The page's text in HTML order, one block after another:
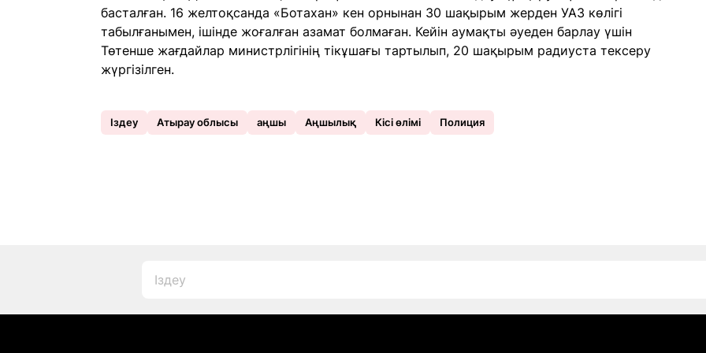
басталған. 16 желтоқсанда «Ботахан» кен орнынан 30 шақырым жерден УАЗ көлігі
табылғанымен, ішінде жоғалған азамат болмаған. Кейін аумақты әуеден барлау үшін
Төтенше жағдайлар министрлігінің тікұшағы тартылып, 20 шақырым радиуста тексеру
жүргізілген.
Іздеу Атырау облысы аңшы Аңшылық Кісі өлімі Полиция